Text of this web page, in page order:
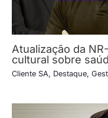
Atualização da
cultural sobre
Cliente SA, Destaque,